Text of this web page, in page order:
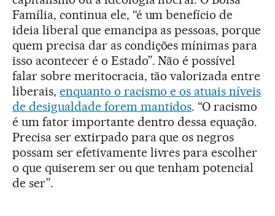
Família, continua ele, “é um benefício de
ideia liberal que emancipa as pessoas, porque
quem precisa dar as condições mínimas para
isso acontecer é o Estado”. Não é possível
falar sobre meritocracia, tão valorizada entre
liberais, enquanto o racismo e os atuais níveis
de desigualdade forem mantidos. “O racismo
é um fator importante dentro dessa equação.
Precisa ser extirpado para que os negros
possam ser efetivamente livres para escolher
o que quiserem ser ou que tenham potencial
de ser”.